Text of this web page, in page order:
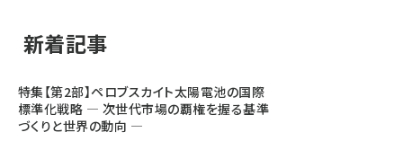
新着記事
特集【第2部】ペロブスカイト太陽電池の国際
標準化戦略 ― 次世代市場の覇権を握る基準
づくりと世界の動向 ―